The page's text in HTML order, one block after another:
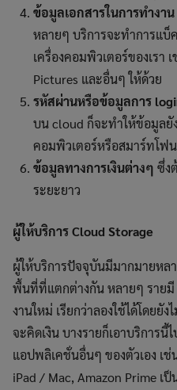
ข้อมูลเอกสารในการทำงาน
หลายๆ บริการจะทำการแบ็
เครื่องคอมพิวเตอร์ของเรา
Pictures และอื่นๆ ให้ด้วย
รหัสผ่านหรือข้อมูลการ
บน cloud ก็จะทำให้ข้อมูลยั
คอมพิวเตอร์หรือสมาร์ทโฟ
ข้อมูลทางการเงินต่างๆ ซึ่ง
ระยะยาว
ผู้ให้บริการ Cloud Storage
ผู้ให้บริการปัจจุบันมีมากมายหล
พื้นที่ที่แตกต่างกัน หลายๆ ราย
งานใหม่ เรียกว่าลองใช้ได้โดยยั
จะคิดเงิน บางรายก็เอาบริการ
แอปพลิเคชั่นอื่นๆ ของตัวเอง เ
iPad / Mac, Amazon Prime